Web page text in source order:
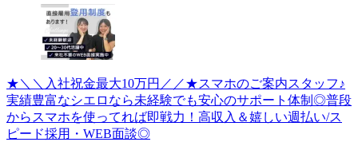
★＼＼入社祝金最大10万円／／★スマホのご案内スタッフ♪
実績豊富なシエロなら未経験でも安心のサポート体制◎普段
からスマホを使ってれば即戦力！高収入＆嬉しい週払い/ス
ピード採用・WEB面談◎